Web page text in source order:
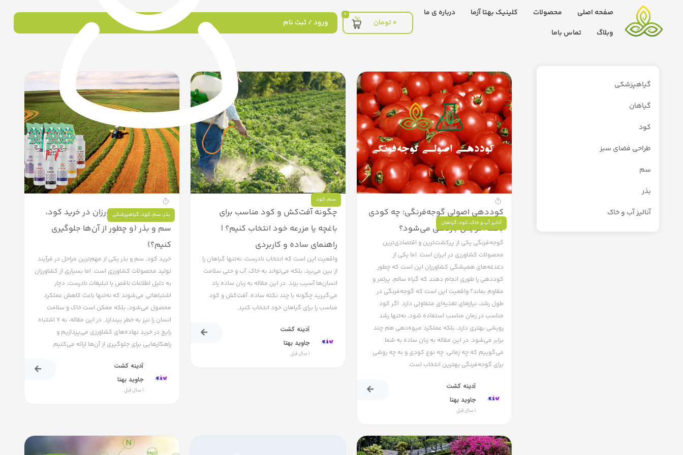
صفحه اصلی محصولات کلینیک بهتا آزما
درباره ی ما
وبلاگ
تماس باما
0
0تومان ورود / ثبت نام
گیاهپزشکی
گیاهان
کود
طراحی فضای سبز
سم
بذر
آنالیز آب و خاک
آنالیز آب و خاک،کود،گیاهان
کوددهی اصولی گوجه‌فرنگی؛ چه کودی
باعث افزایش باردهی می‌شود؟
گوجه‌فرنگی یکی از پرکشت‌ترین و اقتصادی‌ترین
محصولات کشاورزی در ایران است. اما یکی از
دغدغه‌های همیشگی کشاورزان این است که چطور
کوددهی را طوری انجام دهند که گیاه سالم، پرثمر و
مقاوم بماند؟ واقعیت این است که گوجه‌فرنگی در
طول رشد، نیازهای تغذیه‌ای متفاوتی دارد. اگر کود
مناسب در زمان مناسب استفاده شود، نه‌تنها رشد
رویشی بهتری دارد، بلکه عملکرد میوه‌دهی هم چند
برابر می‌شود. در این مقاله به زبان ساده به شما
می‌گوییم که چه زمانی، چه نوع کودی و به چه روشی
برای گوجه‌فرنگی بهترین انتخاب است.
آدینه کشت
جاوید بهتا
1 سال قبل
سم،کود
چگونه آفت‌کش و کود مناسب برای
باغچه یا مزرعه خود انتخاب کنیم؟ |
راهنمای ساده و کاربردی
واقعیت این است که انتخاب نادرست، نه‌تنها گیاهان را
از بین می‌برد، بلکه می‌تواند به خاک، آب و حتی سلامت
انسان‌ها آسیب بزند. در این مقاله به زبان ساده یاد
می‌گیرید چگونه با چند نکته ساده، آفت‌کش و کود
مناسب را برای گیاهان خود انتخاب کنید.
آدینه کشت
جاوید بهتا
1 سال قبل
بذر،سم،کود،گیاهپزشکی
۷ اشتباه رایج کشاورزان در خرید کود،
سم و بذر (و چطور از آن‌ها جلوگیری
کنیم؟)
خرید کود، سم و بذر یکی از مهم‌ترین مراحل در فرآیند
تولید محصولات کشاورزی است. اما بسیاری از کشاورزان
به دلیل اطلاعات ناقص یا تبلیغات نادرست، دچار
اشتباهاتی می‌شوند که نه‌تنها باعث کاهش عملکرد
محصول می‌شود، بلکه ممکن است خاک و سلامت
انسان را نیز به خطر بیندازد. در این مقاله، به ۷ اشتباه
رایج در خرید نهاده‌های کشاورزی می‌پردازیم و
راهکارهایی برای جلوگیری از آن‌ها ارائه می‌کنیم.
آدینه کشت
جاوید بهتا
1 سال قبل